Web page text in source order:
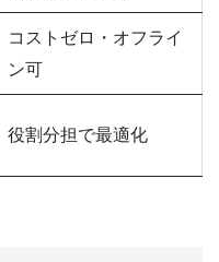
コストゼロ・オフライ
ン可
役割分担で最適化